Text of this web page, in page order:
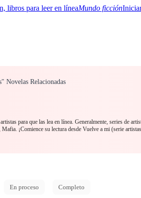
Mundo ficción
Novelas Relacionadas
para que las lea en línea. Generalmente, series de
¡Comience su lectura desde Vuelve a mi (serie
En proceso Completo